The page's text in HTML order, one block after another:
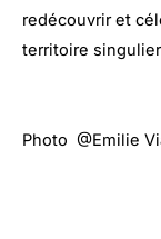
redécouvrir et
territoire
Photo @Emilie